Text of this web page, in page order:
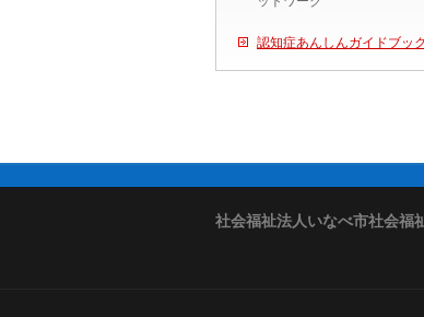
認知症あんしんガイドブック
社会福祉法人いなべ市社会福